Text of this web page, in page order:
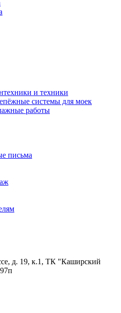
и техники
системы для моек
работы
письма
д. 19, к.1, ТК "Каширский